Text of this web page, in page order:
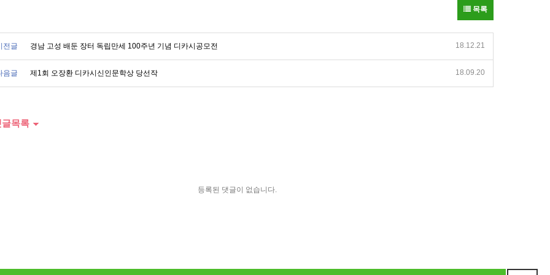
목록
전글 경남 고성 배둔 장터 독립만세 100주년 기념 디카시공모전 18.12.21
음글 제1회 오장환 디카시신인문학상 당선작 18.09.20
목록
등록된 댓글이 없습니다.